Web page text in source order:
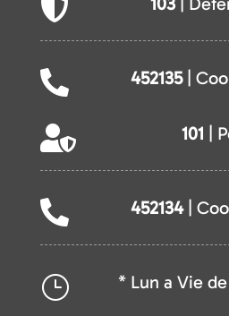

 452135|
 101 |
 452134|
} * Lun a Vie